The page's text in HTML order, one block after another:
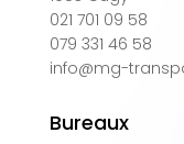
021 701 09 58
079 331 46 58
info@mg-
Bureaux